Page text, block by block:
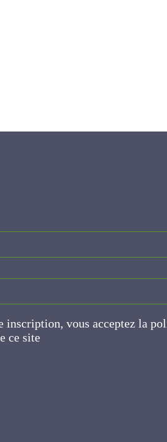
inscription, vous acceptez la
de ce site